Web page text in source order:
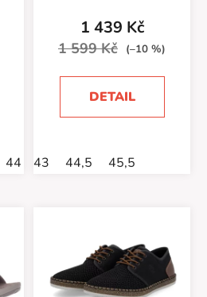
44 44,5 45 46
1 439 Kč
1 599 Kč (–10 %)
DETAIL
43 44,5 45,5